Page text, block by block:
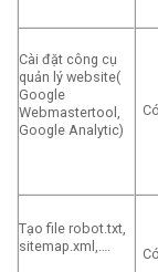
Cài đặt công cụ
quản lý website(
Google
Webmastertool,
Google Analytic)
Có
Tạo file robot.txt,
sitemap.xml,….
Có